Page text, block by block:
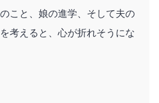
こと、娘の進学、そして夫の
考えると、心が折れそうにな